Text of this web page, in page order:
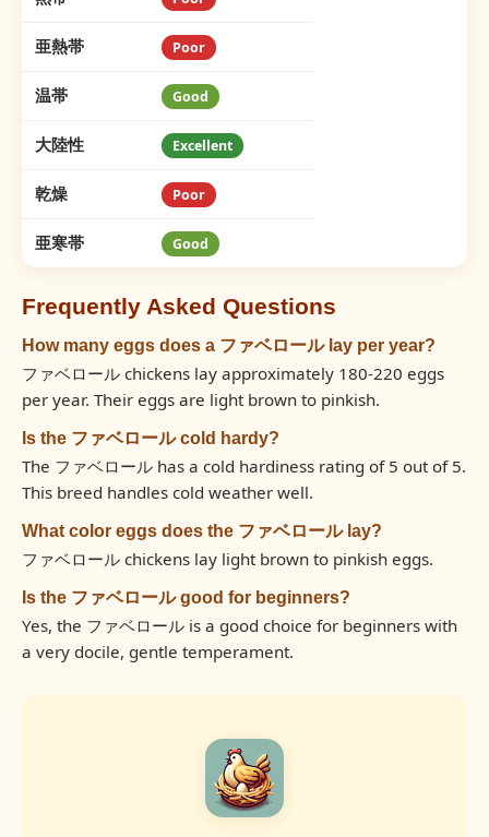
亜熱帯 Poor
温帯 Good
大陸性 Excellent
乾燥 Poor
亜寒帯 Good
Frequently Asked Questions
How many eggs does a ファベロール lay per year?
ファベロール chickens lay approximately 180-220 eggs
per year. Their eggs are light brown to pinkish.
Is the ファベロール cold hardy?
The ファベロール has a cold hardiness rating of 5 out of 5.
This breed handles cold weather well.
What color eggs does the ファベロール lay?
ファベロール chickens lay light brown to pinkish eggs.
Is the ファベロール good for beginners?
Yes, the ファベロール is a good choice for beginners with
a very docile, gentle temperament.